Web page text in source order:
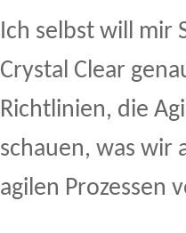
Ich selbst will mir
Crystal Clear
Richtlinien, die
schauen, was wir
agilen Prozessen